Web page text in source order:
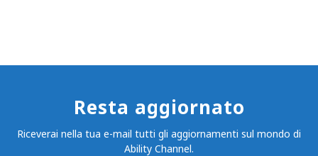
Resta aggiornato
Riceverai nella tua e-mail tutti gli aggiornamenti sul mondo di
Ability Channel.